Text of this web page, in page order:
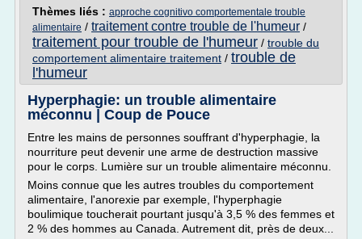
Thèmes liés : approche cognitivo comportementale trouble
alimentaire / traitement contre trouble de l'humeur /
traitement pour trouble de l'humeur / trouble du
comportement alimentaire traitement / trouble de
l'humeur
Hyperphagie: un trouble alimentaire
méconnu | Coup de Pouce
Entre les mains de personnes souffrant d'hyperphagie, la
nourriture peut devenir une arme de destruction massive
pour le corps. Lumière sur un trouble alimentaire méconnu.
Moins connue que les autres troubles du comportement
alimentaire, l'anorexie par exemple, l'hyperphagie
boulimique toucherait pourtant jusqu'à 3,5 % des femmes et
2 % des hommes au Canada. Autrement dit, près de deux...